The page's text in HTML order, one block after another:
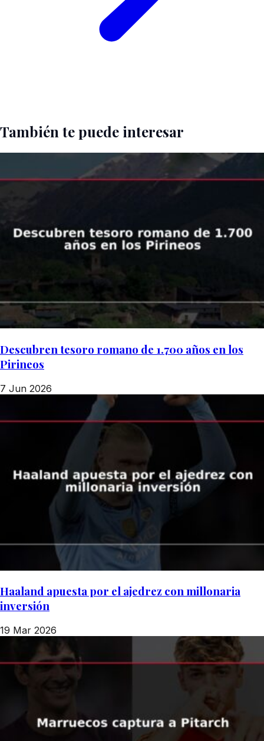
También te puede interesar
Descubren tesoro romano de 1.700 años en los
Pirineos
7 Jun 2026
Haaland apuesta por el ajedrez con millonaria
inversión
19 Mar 2026